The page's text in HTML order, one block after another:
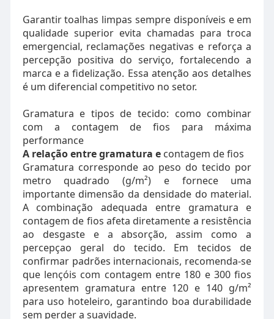
Garantir toalhas limpas sempre disponíveis e em
qualidade superior evita chamadas para troca
emergencial, reclamações negativas e reforça a
percepção positiva do serviço, fortalecendo a
marca e a fidelização. Essa atenção aos detalhes
é um diferencial competitivo no setor.
Gramatura e tipos de tecido: como combinar
com a contagem de fios para máxima
performance
A relação entre gramatura econtagem de fios
Gramatura corresponde ao peso do tecido por
metro quadrado (g/m²) e fornece uma
importante dimensão da densidade do material.
A combinação adequada entre gramatura e
contagem de fios afeta diretamente a resistência
ao desgaste e a absorção, assim como a
percepçao geral do tecido. Em tecidos de
confirmar padrões internacionais, recomenda-se
que lençóis com contagem entre 180 e 300 fios
apresentem gramatura entre 120 e 140 g/m²
para uso hoteleiro, garantindo boa durabilidade
sem perder a suavidade.